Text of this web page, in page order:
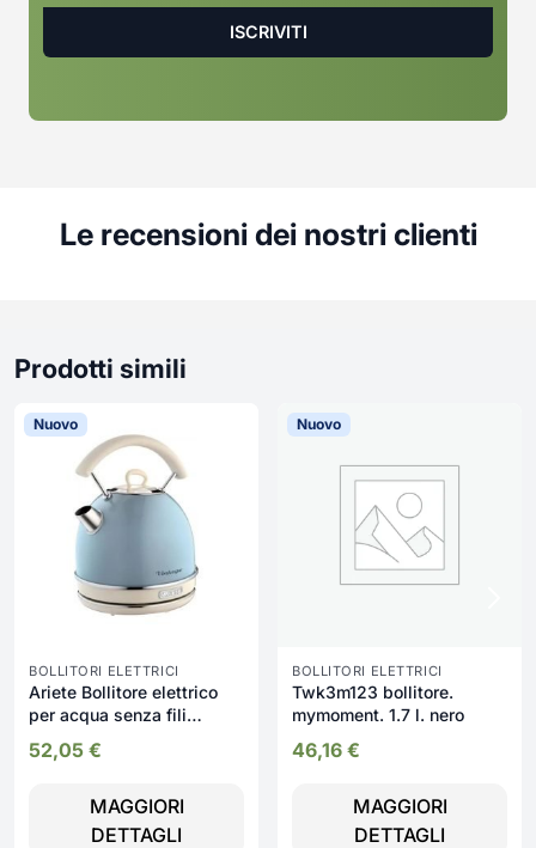
Le recensioni dei nostri clienti
Prodotti simili
Nuovo
BOLLITORI ELETTRICI
Ariete Bollitore elettrico
per acqua senza fili
1,7 Potenza 2000 Watt
2877/05
52,05 €
MAGGIORI
DETTAGLI
Nuovo
BOLLITORI ELETTRICI
Twk3m123 bollitore.
mymoment. 1.7 l. nero
46,16 €
MAGGIORI
DETTAGLI